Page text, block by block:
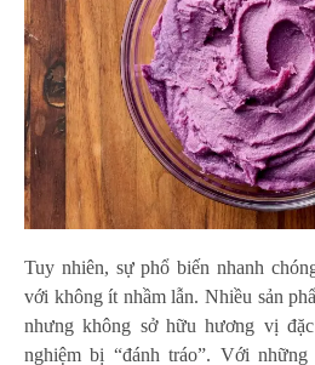
Tuy nhiên, sự phổ biến nhanh
với không ít nhầm lẫn. Nhiều sản
nhưng không sở hữu hương vị
nghiệm bị “đánh tráo”. Với